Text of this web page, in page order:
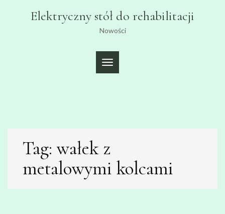
Elektryczny stół do rehabilitacji
Nowości
TOGGLE
NAVIGATION
Tag: wałek z
metalowymi kolcami